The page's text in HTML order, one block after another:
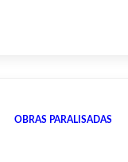
OBRAS PARALISADAS